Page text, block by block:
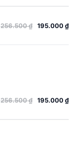
256.500₫ 195.000₫
256.500₫ 195.000₫